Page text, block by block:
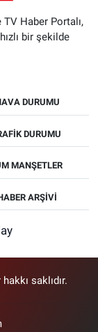
Haber Portalı,
bir şekilde
DURUMU
DURUMU
MANŞETLER
ARŞIVI
saklıdır.